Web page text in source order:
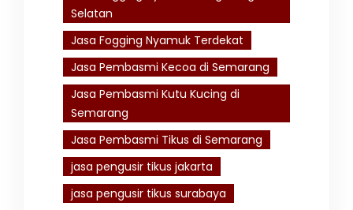
Selatan
Jasa Fogging Nyamuk Terdekat
Jasa Pembasmi Kecoa di Semarang
Jasa Pembasmi Kutu Kucing di
Semarang
Jasa Pembasmi Tikus di Semarang
jasa pengusir tikus jakarta
jasa pengusir tikus surabaya